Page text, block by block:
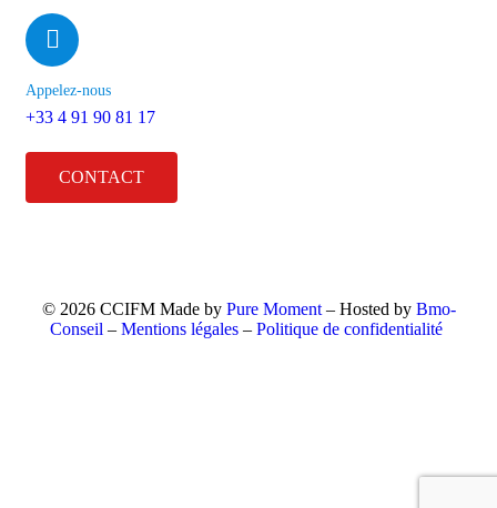
Appelez-nous
+33 4 91 90 81 17
CONTACT
© 2026 CCIFM Made by Pure Moment– Hosted by Bmo-
Conseil – Mentions légales – Politique de confidentialité